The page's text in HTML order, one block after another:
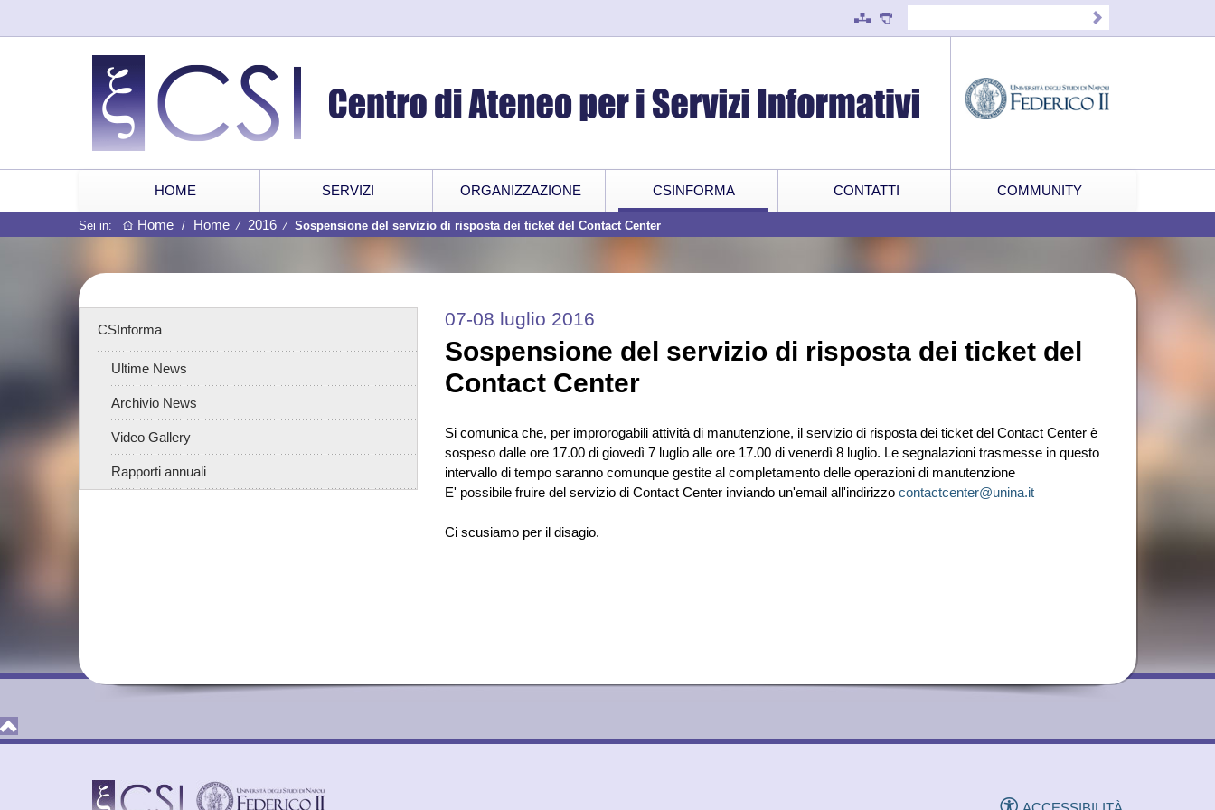
HOME SERVIZI ORGANIZZAZIONE CSINFORMA CONTATTI COMMUNITY
Sei in: Home / Home ⁄ 2016 ⁄ Sospensione del servizio di risposta dei ticket del Contact Center
CSInforma
Ultime News
Archivio News
Video Gallery
Rapporti annuali
07-08 luglio 2016
Sospensione del servizio di risposta dei ticket del
Contact Center
Si comunica che, per improrogabili attività di manutenzione, il servizio di risposta dei ticket del Contact Center è
sospeso dalle ore 17.00 di giovedì 7 luglio alle ore 17.00 di venerdì 8 luglio. Le segnalazioni trasmesse in questo
intervallo di tempo saranno comunque gestite al completamento delle operazioni di manutenzione
E' possibile fruire del servizio di Contact Center inviando un'email all'indirizzo contactcenter@unina.it
Ci scusiamo per il disagio.